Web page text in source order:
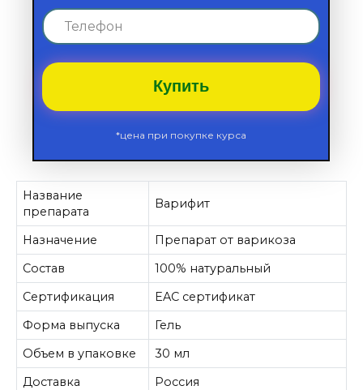
Купить
*цена при покупке курса
Название
препарата
Варифит
Назначение
Препарат от варикоза
Состав
100% натуральный
Сертификация
EAC сертификат
Форма выпуска
Гель
Объем в упаковке
30 мл
Доставка
Россия